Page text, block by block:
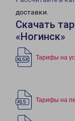
доставки.
Скачать
«Ногинск»
Тарифы на
Тарифы на